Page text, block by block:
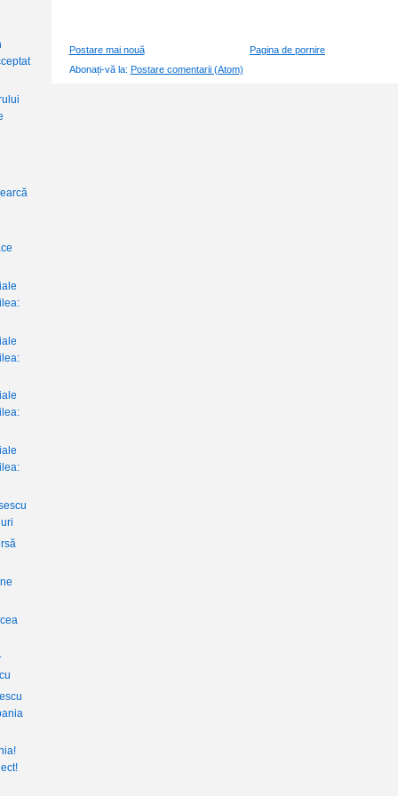
Postare mai nouă
Pagina de pornire
Abonați-vă la: Postare comentarii (Atom)